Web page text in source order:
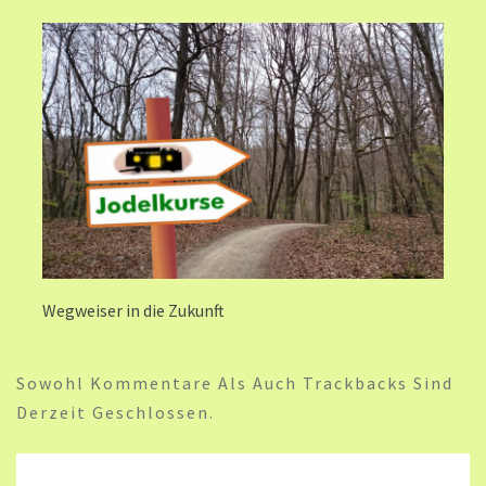
Wegweiser in die Zukunft
Sowohl Kommentare Als Auch Trackbacks Sind
Derzeit Geschlossen.